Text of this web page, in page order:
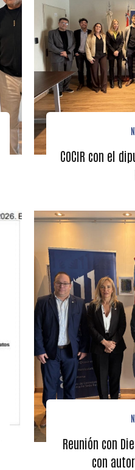
COCIR con el
Reunión con
con